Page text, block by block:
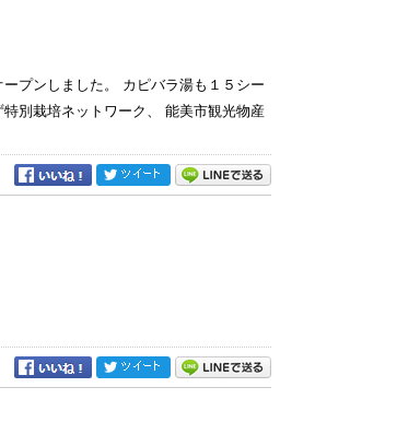
プンしました。 カピバラ湯も１５シー
別栽培ネットワーク、 能美市観光物産